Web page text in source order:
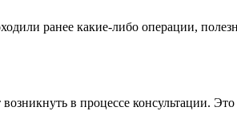
ранее какие-либо операции,
в процессе консультации.